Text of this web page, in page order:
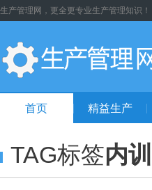
生产管理网，更全更专业生产管理知识！
首页 精益生产
TAG标签内